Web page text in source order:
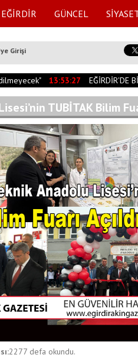
EĞİRDİR GÜNCEL
Girişi
13:53:27 EĞİRDİR'DE
TUBİTAK Bilim
2277 defa okundu.